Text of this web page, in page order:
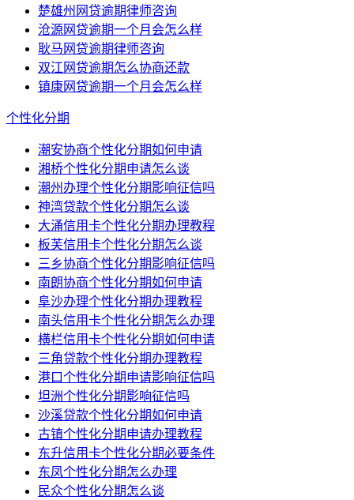
楚雄州网贷逾期律师咨询
沧源网贷逾期一个月会怎么样
耿马网贷逾期律师咨询
双江网贷逾期怎么协商还款
镇康网贷逾期一个月会怎么样
个性化分期
潮安协商个性化分期如何申请
湘桥个性化分期申请怎么谈
潮州办理个性化分期影响征信吗
神湾贷款个性化分期怎么谈
大涌信用卡个性化分期办理教程
板芙信用卡个性化分期怎么谈
三乡协商个性化分期影响征信吗
南朗协商个性化分期如何申请
阜沙办理个性化分期办理教程
南头信用卡个性化分期怎么办理
横栏信用卡个性化分期如何申请
三角贷款个性化分期办理教程
港口个性化分期申请影响征信吗
坦洲个性化分期影响征信吗
沙溪贷款个性化分期如何申请
古镇个性化分期申请办理教程
东升信用卡个性化分期必要条件
东凤个性化分期怎么办理
民众个性化分期怎么谈